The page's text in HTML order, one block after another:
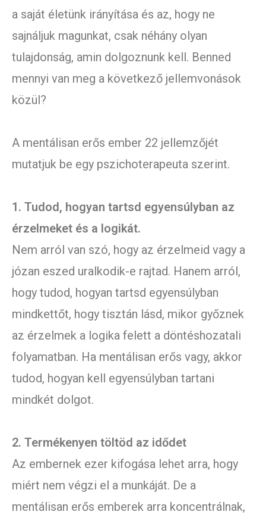
a saját életünk irányítása és az, hogy ne
sajnáljuk magunkat, csak néhány olyan
tulajdonság, amin dolgoznunk kell. Benned
mennyi van meg a következő jellemvonások
közül?
A mentálisan erős ember 22 jellemzőjét
mutatjuk be egy pszichoterapeuta szerint.
1. Tudod, hogyan tartsd egyensúlyban az
érzelmeket és a logikát.
Nem arról van szó, hogy az érzelmeid vagy a
józan eszed uralkodik-e rajtad. Hanem arról,
hogy tudod, hogyan tartsd egyensúlyban
mindkettőt, hogy tisztán lásd, mikor győznek
az érzelmek a logika felett a döntéshozatali
folyamatban. Ha mentálisan erős vagy, akkor
tudod, hogyan kell egyensúlyban tartani
mindkét dolgot.
2. Termékenyen töltöd az idődet
Az embernek ezer kifogása lehet arra, hogy
miért nem végzi el a munkáját. De a
mentálisan erős emberek arra koncentrálnak,